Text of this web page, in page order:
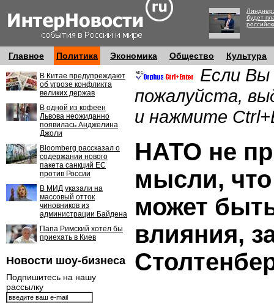
будет
Главное Политика Экономика Общество Культура
В Китае предупреждают
об угрозе конфликта
великих держав
В одной из кофеен
Львова неожиданно
появилась Анджелина
Джоли
Bloomberg рассказал о
содержании нового
пакета санкций ЕС
против России
В МИД указали на
массовый отток
чиновников из
администрации Байдена
Папа Римский хотел бы
приехать в Киев
Новости шоу-бизнеса
Подпишитесь на нашу
рассылку
Если Вы
пожалуйста,
и нажмите
НАТО не
мысли,
может
влияния,